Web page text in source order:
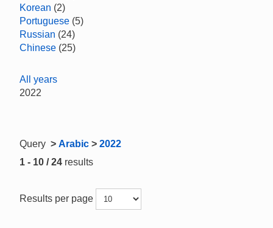
Korean (2)
Portuguese (5)
Russian (24)
Chinese (25)
All years
2022
Query > Arabic > 2022
1 - 10 / 24 results
Results per page